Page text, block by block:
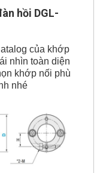
hồi DGL-
của khớp
nhìn toàn diện
khớp nối phù
nhé